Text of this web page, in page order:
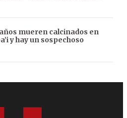
mueren calcinados en
y hay un sospechoso